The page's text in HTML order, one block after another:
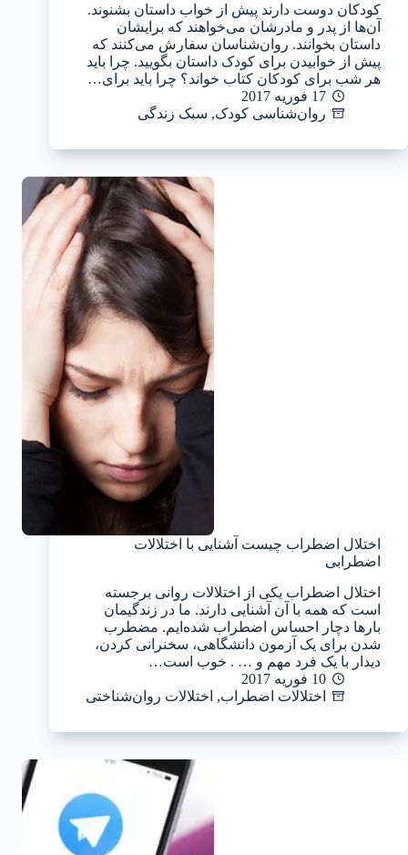
کودکان دوست دارند پیش از خواب داستان بشنوند.
آن‌ها از پدر و مادرشان می‌خواهند که برایشان
داستان بخوانند. روان‌شناسان سفارش می‌کنند که
پیش از خوابیدن برای کودک داستان بگویید. چرا باید
هر شب برای کودکان کتاب خواند؟ چرا باید برای…
17 فوریه 2017
روان‌شناسی کودک, سبک زندگی
اختلال اضطراب چیست آشنایی با اختلالات
اضطرابی
اختلال اضطراب یکی از اختلالات روانی برجسته
است که همه با آن آشنایی دارند. ما در زندگیمان
بارها دچار احساس اضطراب شده‌ایم. مضطرب
شدن برای یک آزمون دانشگاهی، سخنرانی کردن،
دیدار با یک فرد مهم و … . خوب است…
10 فوریه 2017
اختلالات اضطراب, اختلالات روان‌شناختی